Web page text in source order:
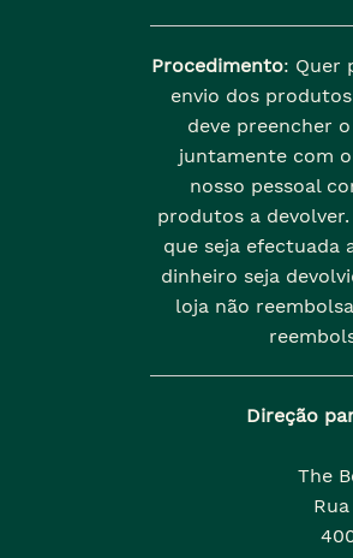
Procedimento: Quer
envio dos
deve preencher o
juntamente com
nosso pessoal
produtos a
que seja efectuada
dinheiro seja
loja não
Direção
The